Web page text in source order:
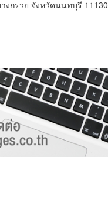
งกรวย จังหวัดนนทบุรี 11130